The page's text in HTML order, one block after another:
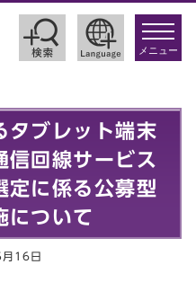
toggle
メニュー
タブレット端末
信回線サービス
定に係る公募型
について
16日